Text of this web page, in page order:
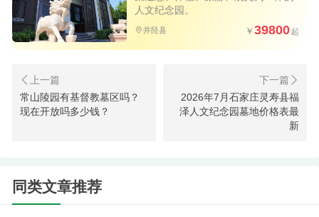
它的位置也在鹿泉区，紧邻鹿泉殡仪馆和市动物
园，坐落在大峪山脚下，是一处集安葬、祭拜、追
态草坪葬方面的规划力度相当大，园区内专门划出
了21亩的节地生态葬区"文昌园"，包含了文竹苑等六
个特色苑区。这里的环境以松柏和草坪为主，逝者
人文纪念园。
井陉县 39800
常山陵园有基督教墓区吗？
现在开放吗多少钱？
2026年7月石家庄灵寿县福
泽人文纪念园墓地价格表最
新
同类文章推荐